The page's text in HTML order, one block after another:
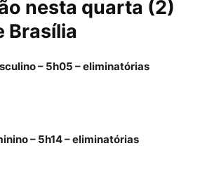
nesta quarta (2)
Brasília
– 5h05 – eliminatórias
– 5h14 – eliminatórias